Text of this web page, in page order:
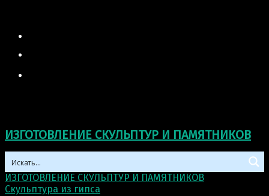
ИЗГОТОВЛЕНИЕ СКУЛЬПТУР И ПАМЯТНИКОВ
ИЗГОТОВЛЕНИЕ СКУЛЬПТУР И ПАМЯТНИКОВ
Скульптура из гипса